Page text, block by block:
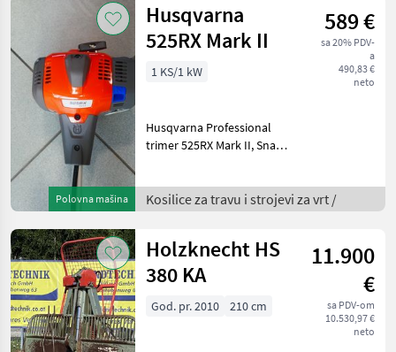
Polovna mašina
Husqvarna
525RX Mark II
589 €
sa 20% PDV-
a
490,83 €
neto
1 KS/1 kW
Husqvarna Professional
trimer 525RX Mark II, Snaga:
nošenje + nož za košnju
trave s 4 oštrice + glava
Kosilice za travu i strojevi za vrt /
Holzknecht HS
380 KA
11.900
€
sa PDV-om
10.530,97 €
neto
God. pr. 2010 210 cm